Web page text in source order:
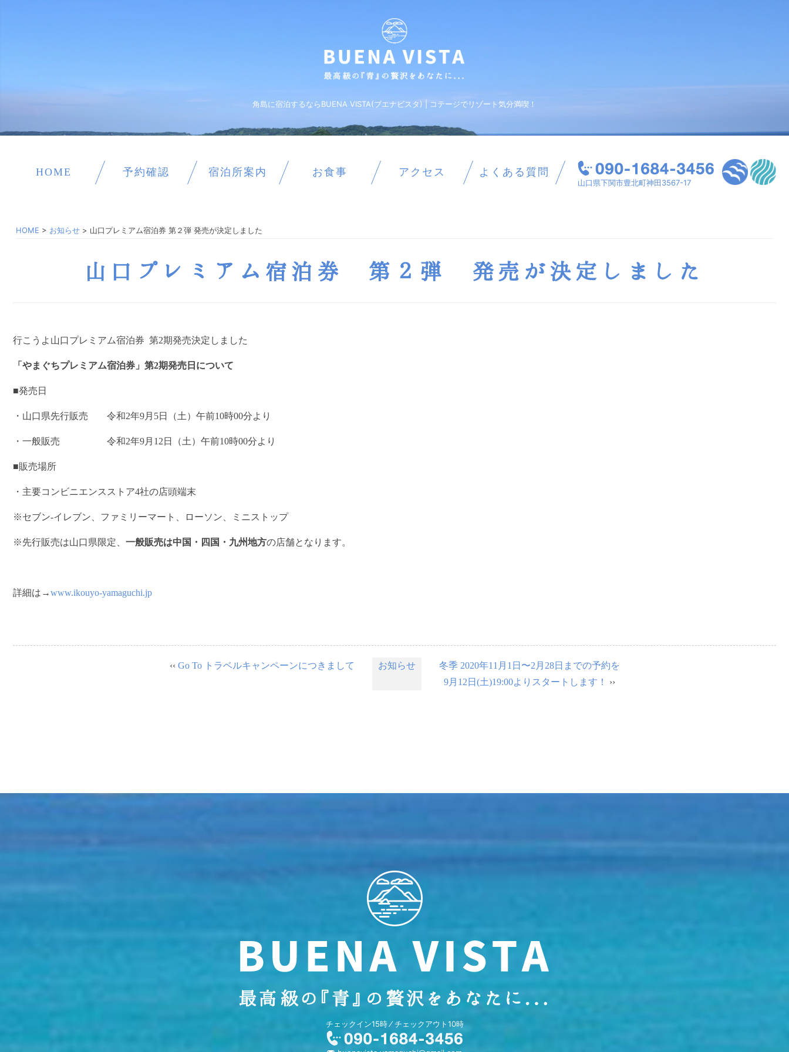
角島に宿泊するならBUENA VISTA(ブエナビスタ) | コテージでリゾート気分満喫！
HOME 予約確認 宿泊所案内 お食事 アクセス よくある質問
山口県下関市豊北町神田3567-17
HOME > お知らせ> 山口プレミアム宿泊券 第２弾 発売が決定しました
山口プレミアム宿泊券 第２弾 発売が決定しました
行こうよ山口プレミアム宿泊券 第2期発売決定しました
「やまぐちプレミアム宿泊券」第2期発売日について
■発売日
・山口県先行販売 令和2年9月5日（土）午前10時00分より
・一般販売 令和2年9月12日（土）午前10時00分より
■販売場所
・主要コンビニエンスストア4社の店頭端末
※セブン-イレブン、ファミリーマート、ローソン、ミニストップ
※先行販売は山口県限定、 一般販売は中国・四国・九州地方の店舗となります。
詳細は→www.ikouyo-yamaguchi.jp
‹‹ Go To トラベルキャンペーンにつきまして お知らせ
冬季 2020年11月1日〜2月28日までの予約を
9月12日(土)19:00よりスタートします！
››
チェックイン15時 ⁄ チェックアウト10時